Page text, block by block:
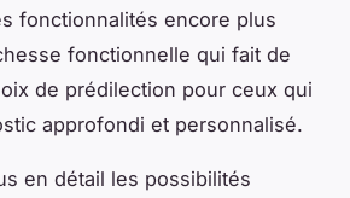
fonctionnalités encore plus
fonctionnelle qui fait de
de prédilection pour ceux qui
approfondi et personnalisé.
en détail les possibilités